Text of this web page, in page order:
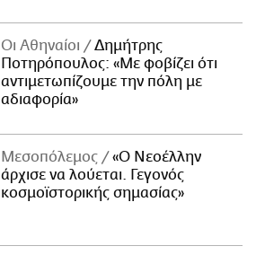
Οι Αθηναίοι
Δημήτρης
Ποτηρόπουλος: «Με φοβίζει ότι
αντιμετωπίζουμε την πόλη με
αδιαφορία»
Μεσοπόλεμος
«Ο Νεοέλλην
άρχισε να λούεται. Γεγονός
κοσμοϊστορικής σημασίας»